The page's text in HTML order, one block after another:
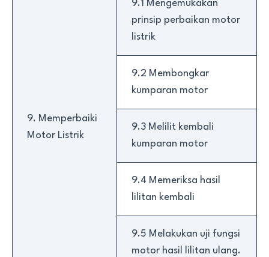
9. Memperbaiki
Motor Listrik
9.1 Mengemukakan
prinsip perbaikan motor
listrik
9.2 Membongkar
kumparan motor
9.3 Melilit kembali
kumparan motor
9.4 Memeriksa hasil
lilitan kembali
9.5 Melakukan uji fungsi
motor hasil lilitan ulang.